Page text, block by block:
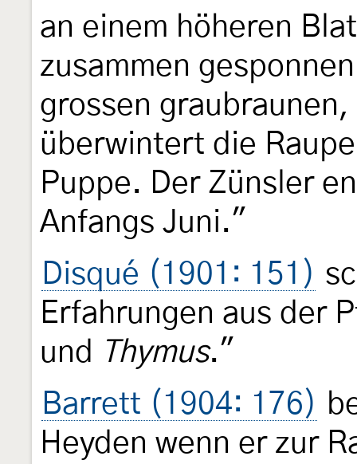
an einem höheren
zusammen
grossen
überwintert die
Puppe. Der Zünsler
Anfangs Juni."
Disqué (1901: 151)
Erfahrungen aus der
und
Thymus."
Barrett (1904: 176)
Heyden wenn er zur